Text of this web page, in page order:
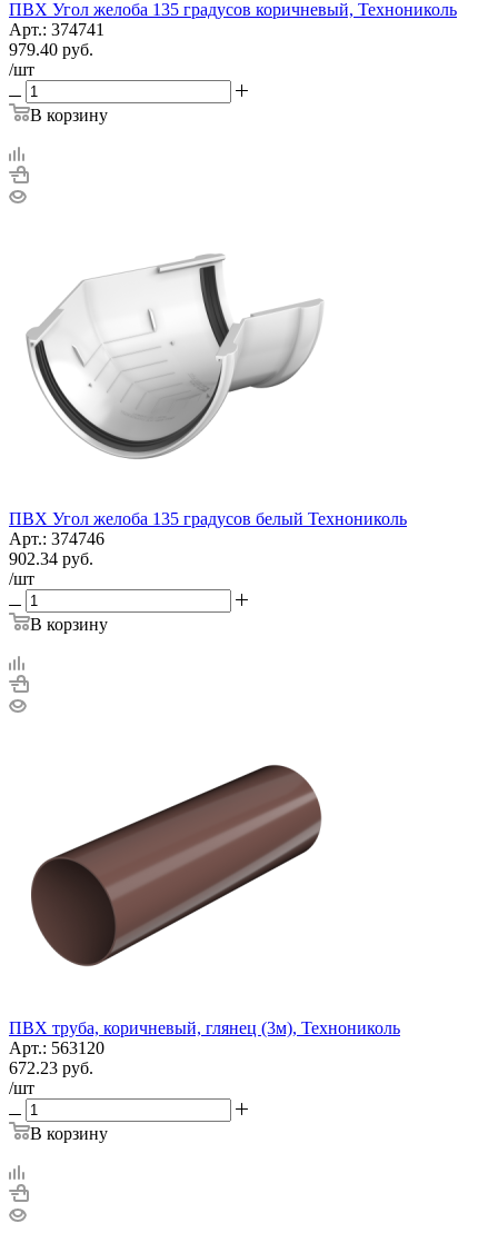
ПВХ Угол желоба 135 градусов коричневый, Технониколь
Арт.: 374741
979.40 руб.
/шт
В корзину
ПВХ Угол желоба 135 градусов белый Технониколь
Арт.: 374746
902.34 руб.
/шт
В корзину
ПВХ труба, коричневый, глянец (3м), Технониколь
Арт.: 563120
672.23 руб.
/шт
В корзину